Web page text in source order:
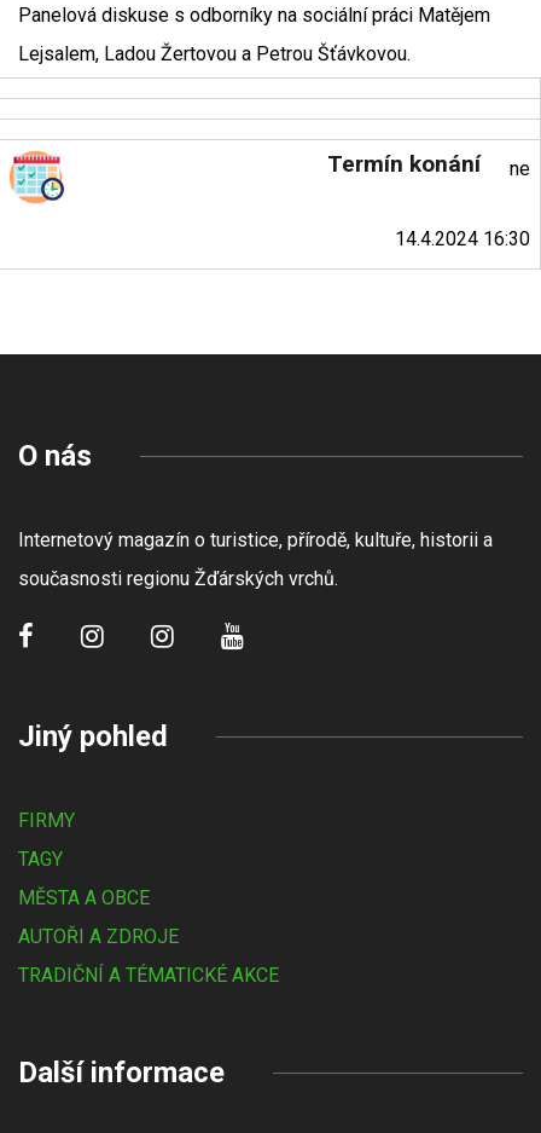
Panelová diskuse s odborníky na sociální práci Matějem
Lejsalem, Ladou Žertovou a Petrou Šťávkovou.
Termín konání ne
14.4.2024 16:30
O nás
Internetový magazín o turistice, přírodě, kultuře, historii a
současnosti regionu Žďárských vrchů.
Jiný pohled
FIRMY
TAGY
MĚSTA A OBCE
AUTOŘI A ZDROJE
TRADIČNÍ A TÉMATICKÉ AKCE
Další informace